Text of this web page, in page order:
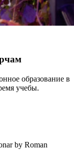
образование в
учебы.
by Roman